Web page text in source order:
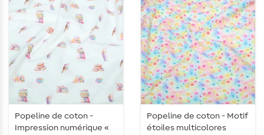
Popeline de coton -
Impression numérique «
Popeline de coton - Motif
étoiles multicolores